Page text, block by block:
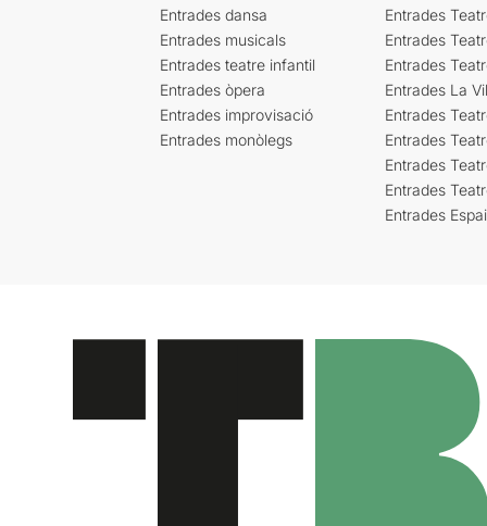
Entrades dansa
Entrades musicals
Entrades teatre infantil
Entrades òpera
Entrades improvisació
Entrades monòlegs
Entrades
Entrades
Entrades
Entrades La
Entrades
Entrades
Entrades
Entrades
Entrades